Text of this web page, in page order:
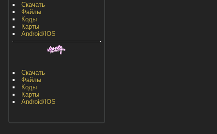
Скачать
Файлы
Коды
Карты
Android/IOS
Скачать
Файлы
Коды
Карты
Android/IOS